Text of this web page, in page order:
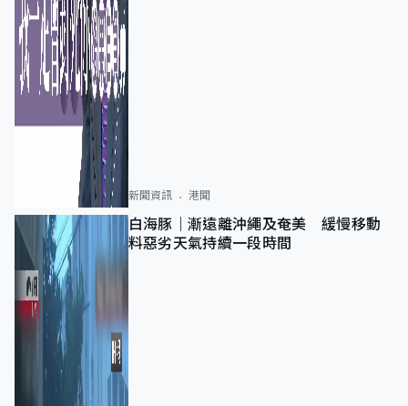
新聞資訊 港聞
白海豚｜漸遠離沖繩及奄美 緩慢移動
料惡劣天氣持續一段時間